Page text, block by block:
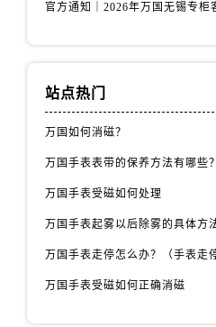
站点热门
万国如何消磁？
万国手表表带的保养方法有哪些？
万国手表受磁如何处理
万国手表受磁如何正确消磁